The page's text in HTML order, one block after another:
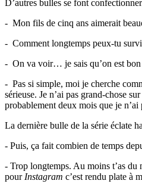
D’autres bulles se font
- Mon fils de cinq ans aimerait
- Comment longtemps peux-tu
- On va voir… je sais qu’on est bon
- Pas si simple, moi je cherche
sérieuse. Je n’ai pas grand-chose
probablement deux mois que je
La dernière bulle de la série éclate
- Puis, ça fait combien de temps
- Trop longtemps. Au moins t’as du
pour Instagram c’est rendu plate à